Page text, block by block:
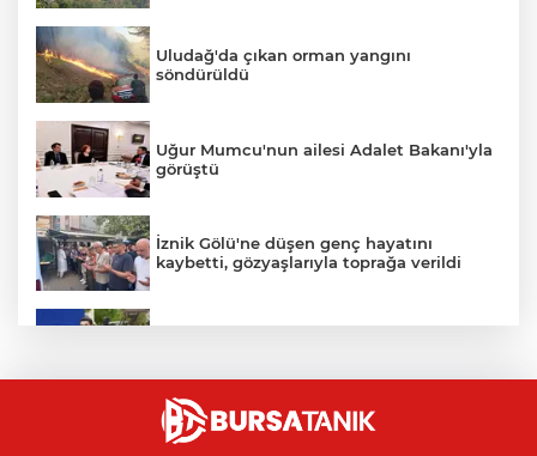
Uludağ'da çıkan orman yangını
söndürüldü
Uğur Mumcu'nun ailesi Adalet Bakanı'yla
görüştü
İznik Gölü'ne düşen genç hayatını
kaybetti, gözyaşlarıyla toprağa verildi
Bursa'da vatandaşa zorla hesap açtırıp
kara para aklayan çeteye operasyon